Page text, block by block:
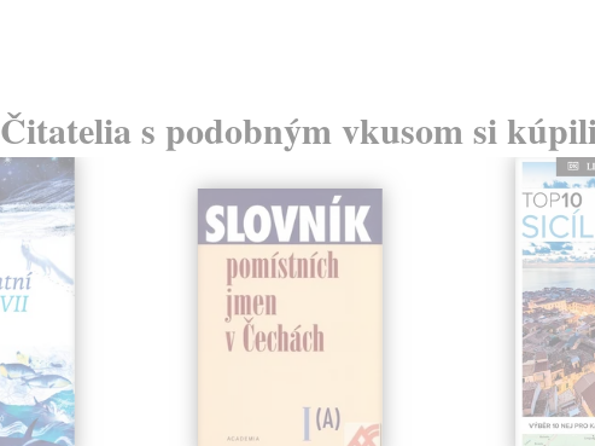
Čitatelia s podobným vkusom si